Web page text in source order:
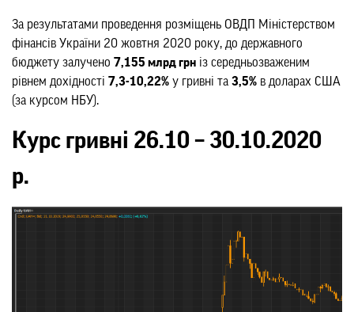
За результатами проведення розміщень ОВДП Міністерством
фінансів України 20 жовтня 2020 року, до державного
бюджету залучено 7,155 млрд грн із середньозваженим
рівнем дохідності 7,3-10,22% у гривні та 3,5% в доларах США
(за курсом НБУ).
Курс гривні 26.10 – 30.10.2020
р.